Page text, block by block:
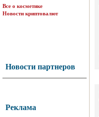
Все о косметике
Новости криптовалют
Новости партнеров
Реклама